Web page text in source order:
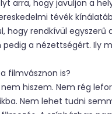
arra, hogy javuljon a
tévék
hogy rendkívül egyszerű
pedig a nézettségért. Ily
filmvásznon is?
hiszem. Nem rég
Nem lehet tudni